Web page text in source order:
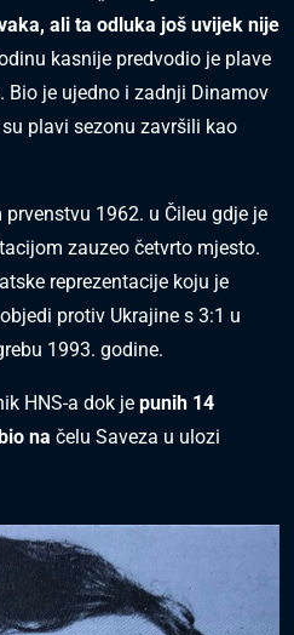
ali ta odluka još uvijek nije
kasnije predvodio je plave
Bio je ujedno i zadnji Dinamov
plavi sezonu završili kao
1962. u Čileu gdje je
zauzeo četvrto mjesto.
reprezentacije koju je
protiv Ukrajine s 3:1 u
1993. godine.
HNS-a dok je punih 14
na čelu Saveza u ulozi